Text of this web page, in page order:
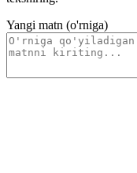
Yangi matn (o'rniga)